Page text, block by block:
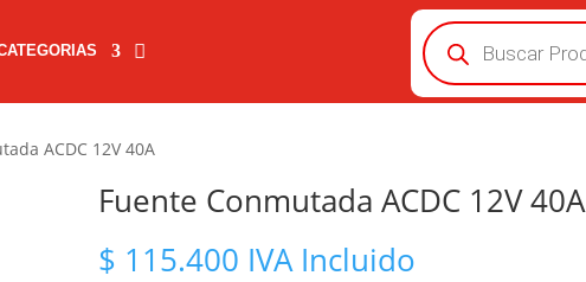
Búsqueda
de
productos
ACDC 12V 40A
Fuente Conmutada ACDC 12V 40A
$ 115.400 IVA Incluido